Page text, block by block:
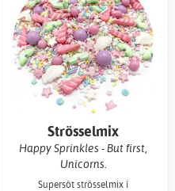
Strösselmix
Happy Sprinkles - But first,
Unicorns.
Supersöt strösselmix i